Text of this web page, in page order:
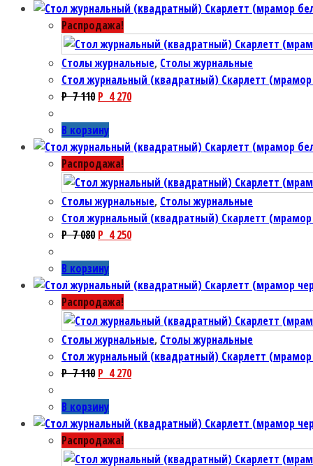
Распродажа!
Столы журнальные, Столы журнальные
Стол журнальный (квадратный) Скарлетт
P7 110 P 4 270
В корзину
Распродажа!
Столы журнальные, Столы журнальные
Стол журнальный (квадратный) Скарлетт
P7 080 P 4 250
В корзину
Распродажа!
Столы журнальные, Столы журнальные
Стол журнальный (квадратный) Скарлетт
P7 110 P 4 270
В корзину
Распродажа!